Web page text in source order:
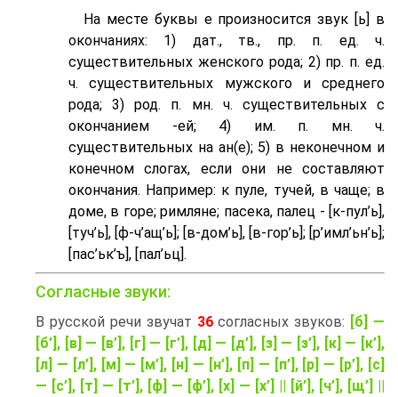
На месте буквы е произносится звук [ь] в
окончаниях: 1) дат., тв., пр. п. ед. ч.
существительных женского рода; 2) пр. п. ед.
ч. существительных мужского и среднего
рода; 3) род. п. мн. ч. существительных с
окончанием -ей; 4) им. п. мн. ч.
существительных на ан(е); 5) в неконечном и
конечном слогах, если они не составляют
окончания. Например: к пуле, тучей, в чаще; в
доме, в горе; римляне; пасека, палец - [к-пул’ь],
[туч’ь], [ф-ч’aщ’ь]; [в-дом’ь], [в-гор’ь]; [р’имл’ьн’ь];
[пас’ьк’ъ], [пал’ьц].
Согласные звуки:
В русской речи звучат 36согласных звуков: [б] —
[б’], [в] — [в’], [г] — [г’], [д] — [д’], [з] — [з’], [к] — [к’],
[л] — [л’], [м] — [м’], [н] — [н’], [п] — [п’], [р] — [р’], [с]
— [с’], [т] — [т’], [ф] — [ф’], [х] — [х’] || [й’], [ч’], [щ’] ||